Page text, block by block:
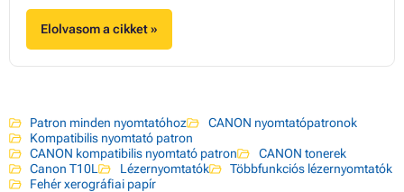
Elolvasom a cikket »
Patron minden nyomtatóhoz
CANON nyomtatópatronok
Kompatibilis nyomtató patron
CANON kompatibilis nyomtató patron
CANON tonerek
Canon T10L
Lézernyomtatók
Többfunkciós lézernyomtatók
Fehér xerográfiai papír